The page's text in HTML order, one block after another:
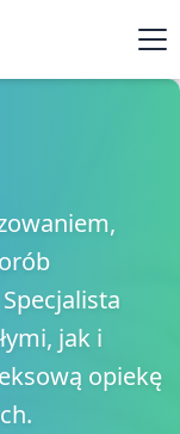
jak i
opiekę